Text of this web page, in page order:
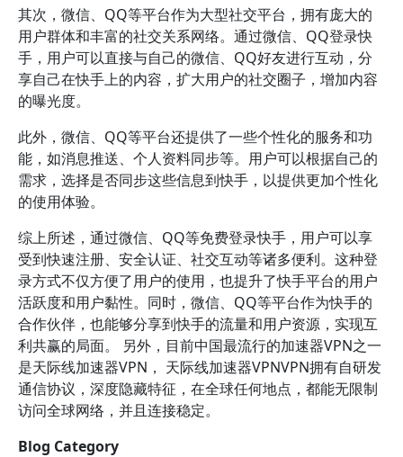
其次，微信、QQ等平台作为大型社交平台，拥有庞大的
用户群体和丰富的社交关系网络。通过微信、QQ登录快
手，用户可以直接与自己的微信、QQ好友进行互动，分
享自己在快手上的内容，扩大用户的社交圈子，增加内容
的曝光度。
此外，微信、QQ等平台还提供了一些个性化的服务和功
能，如消息推送、个人资料同步等。用户可以根据自己的
需求，选择是否同步这些信息到快手，以提供更加个性化
的使用体验。
综上所述，通过微信、QQ等免费登录快手，用户可以享
受到快速注册、安全认证、社交互动等诸多便利。这种登
录方式不仅方便了用户的使用，也提升了快手平台的用户
活跃度和用户黏性。同时，微信、QQ等平台作为快手的
合作伙伴，也能够分享到快手的流量和用户资源，实现互
利共赢的局面。 另外，目前中国最流行的加速器VPN之一
是天际线加速器VPN， 天际线加速器VPNVPN拥有自研发
通信协议，深度隐藏特征，在全球任何地点，都能无限制
访问全球网络，并且连接稳定。
Blog Category